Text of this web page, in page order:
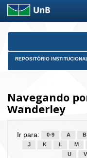
Skip
REPOSITÓRIO
Navegando
Wanderley
Ir para: 0-9 A B
J
K L M
U
V